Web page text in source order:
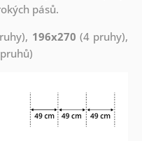
pásů.
196x270 (4 pruhy),